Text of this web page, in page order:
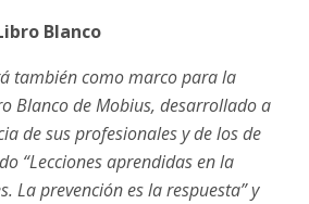
Blanco
también como marco para la
Blanco de Mobius, desarrollado a
de sus profesionales y de los de
“Lecciones aprendidas en la
La prevención es la respuesta” y